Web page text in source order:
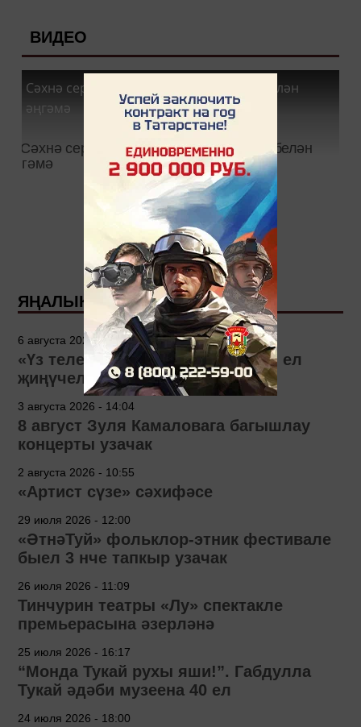
ВИДЕО
Сәхнә сере - Зөлфия Нигъмәтҗанова белән
әңгәмә
ЯҢАЛЫКЛАР
6 августа 2026 - 15:00
«Үз телем» бәйгесенең 2026 нчы ел
җиңүчеләре билгеле!
3 августа 2026 - 14:04
8 август Зуля Камаловага багышлау
концерты узачак
2 августа 2026 - 10:55
«Артист сүзе» сәхифәсе
29 июля 2026 - 12:00
«ӘтнәТуй» фольклор-этник фестивале
быел 3 нче тапкыр узачак
26 июля 2026 - 11:09
Тинчурин театры «Лу» спектакле
премьерасына әзерләнә
25 июля 2026 - 16:17
“Монда Тукай рухы яши!”. Габдулла
Тукай әдәби музеена 40 ел
24 июля 2026 - 18:00